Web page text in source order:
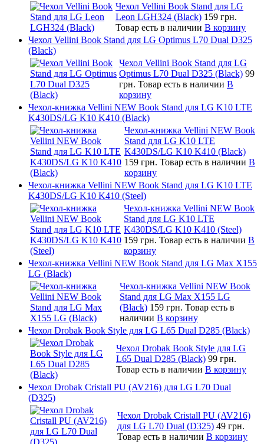
Чехол Vellini Book Stand для LG
Leon LGH324 (Black) 159 грн.
Товар есть в наличии В корзину
Чехол Vellini Book Stand для LG Optimus L70 Dual D325
(Black)
Чехол Vellini Book Stand для LG
Optimus L70 Dual D325 (Black) 99
грн. Товар есть в наличии В
корзину
Чехол-книжка Vellini NEW Book Stand для LG K10 LTE
K430DS/LG K10 K410 (Black)
Чехол-книжка Vellini NEW Book
Stand для LG K10 LTE
K430DS/LG K10 K410 (Black)
159 грн. Товар есть в наличии В
корзину
Чехол-книжка Vellini NEW Book Stand для LG K10 LTE
K430DS/LG K10 K410 (Steel)
Чехол-книжка Vellini NEW Book
Stand для LG K10 LTE
K430DS/LG K10 K410 (Steel)
159 грн. Товар есть в наличии В
корзину
Чехол-книжка Vellini NEW Book Stand для LG Max X155
LG (Black)
Чехол-книжка Vellini NEW Book
Stand для LG Max X155 LG
(Black) 159 грн. Товар есть в
наличии В корзину
Чехол Drobak Book Style для LG L65 Dual D285 (Black)
Чехол Drobak Book Style для LG
L65 Dual D285 (Black) 99 грн.
Товар есть в наличии В корзину
Чехол Drobak Cristall PU (AV216) для LG L70 Dual
(D325)
Чехол Drobak Cristall PU (AV216)
для LG L70 Dual (D325) 49 грн.
Товар есть в наличии В корзину